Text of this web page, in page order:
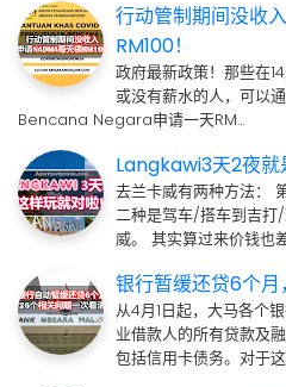
行动管制期间没收
RM100！
政府最新政策！那些在
或没有薪水的人，可以
Bencana Negara申请一天RM…
Langkawi3天2夜就
去兰卡威有两种方法：
二种是驾车/搭车到吉打
威。 其实算过来价钱也
银行暂缓还贷6个月
从4月1日起，大马各个
业借款人的所有贷款及
包括信用卡债务。对于